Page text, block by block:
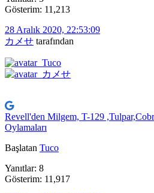
Gösterim: 11,213
28 Aralık 2020, 22:53:09
カメせ tarafından
Revell'den Milgem, T-129
Oylamaları
Başlatan Tuco
Yanıtlar: 8
Gösterim: 11,917